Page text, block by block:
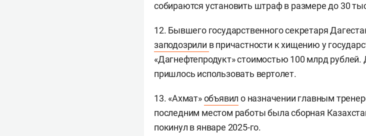
собираются установить штраф в размере до 30
12. Бывшего государственного секретаря
заподозрили в причастности к хищению у
«Дагнефтепродукт» стоимостью 100 млрд
пришлось использовать вертолет.
13. «Ахмат»объявил о назначении главным
последним местом работы была сборная
покинул в январе 2025-го.